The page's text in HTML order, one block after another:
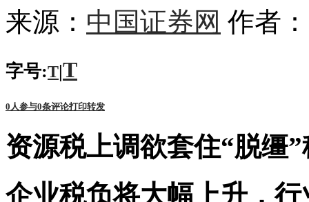
来源： 中国证券网 作者：
字号:T|T
0 人参与0条评论打印转发
资源税上调欲套住“脱缰
企业税负将大幅上升，